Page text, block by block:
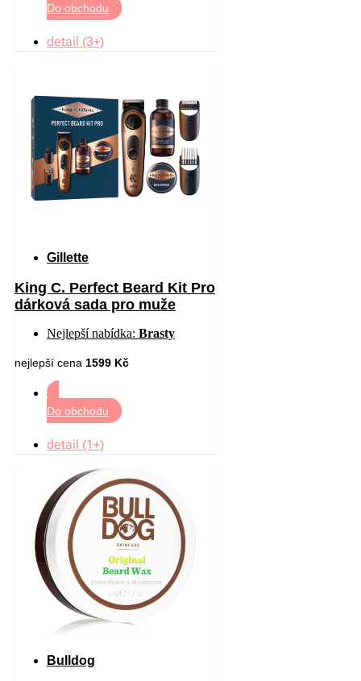
Do obchodu
detail (3+)
Gillette
King C. Perfect Beard Kit Pro
dárková sada pro muže
Nejlepší nabídka: Brasty
nejlepší cena 1599 Kč
Do obchodu
detail (1+)
Bulldog